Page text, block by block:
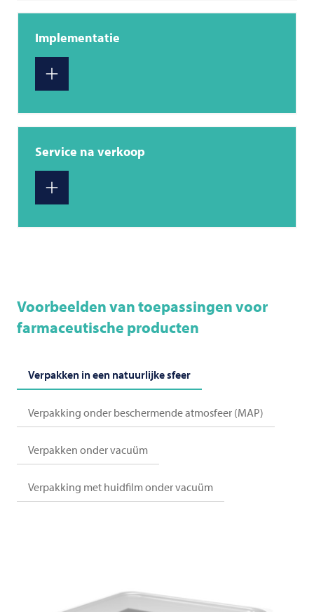
Implementatie
Service na verkoop
Voorbeelden van toepassingen voor
farmaceutische producten
Verpakken in een natuurlijke sfeer
Verpakking onder beschermende atmosfeer (MAP)
Verpakken onder vacuüm
Verpakking met huidfilm onder vacuüm